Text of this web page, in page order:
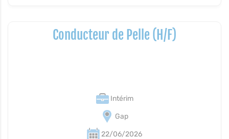
Conducteur de Pelle (H/F)
Intérim
Gap
22/06/2026